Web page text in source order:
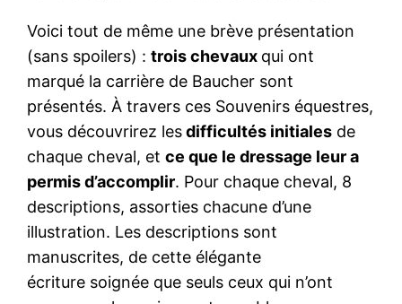
Voici tout de même une brève présentation
(sans spoilers) :trois chevaux qui ont
marqué la carrière de Baucher sont
présentés. À travers ces Souvenirs équestres,
vous découvrirez lesdifficultés initiales de
chaque cheval, etce que le dressage leur a
permis d’accomplir. Pour chaque cheval, 8
descriptions, assorties chacune d’une
illustration. Les descriptions sont
manuscrites, de cette élégante
écriture soignée que seuls ceux qui n’ont